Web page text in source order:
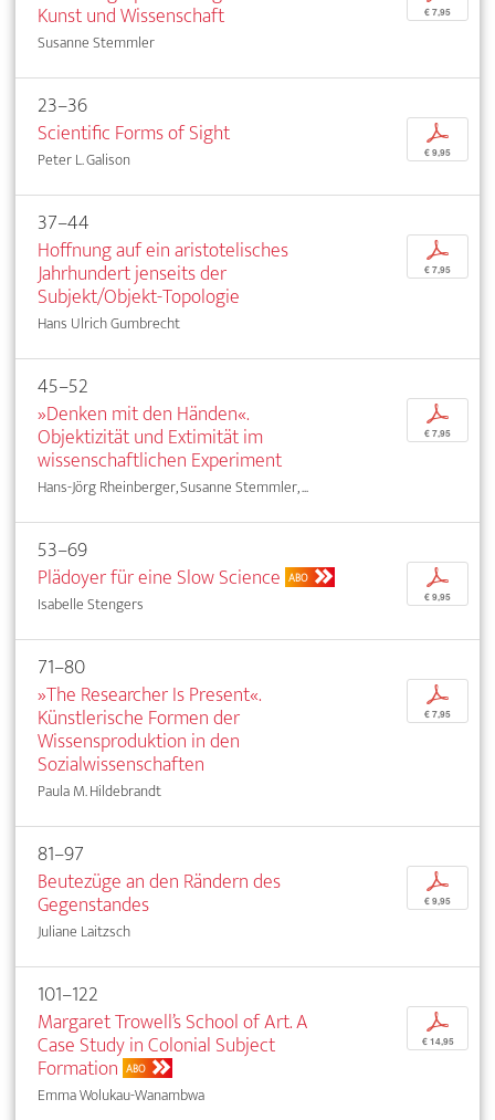
Kunst und Wissenschaft
Susanne Stemmler
€ 7,95
23–36
Scientific Forms of Sight
Peter L. Galison
p
€ 9,95
37–44
Hoffnung auf ein aristotelisches
Jahrhundert jenseits der
Subjekt/Objekt-Topologie
Hans Ulrich Gumbrecht
p
€ 7,95
45–52
»Denken mit den Händen«.
Objektizität und Extimität im
wissenschaftlichen Experiment
Hans-Jörg Rheinberger, Susanne Stemmler, ...
p
€ 7,95
53–69
Plädoyer für eine Slow Science ABO
Isabelle Stengers
p
€ 9,95
71–80
»The Researcher Is Present«.
Künstlerische Formen der
Wissensproduktion in den
Sozialwissenschaften
Paula M. Hildebrandt
p
€ 7,95
81–97
Beutezüge an den Rändern des
Gegenstandes
Juliane Laitzsch
p
€ 9,95
101–122
Margaret Trowell’s School of Art. A
Case Study in Colonial Subject
Formation ABO
Emma Wolukau-Wanambwa
p
€ 14,95